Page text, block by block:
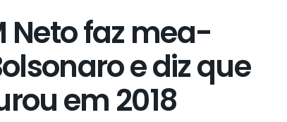
Neto faz mea-
e diz que
em 2018